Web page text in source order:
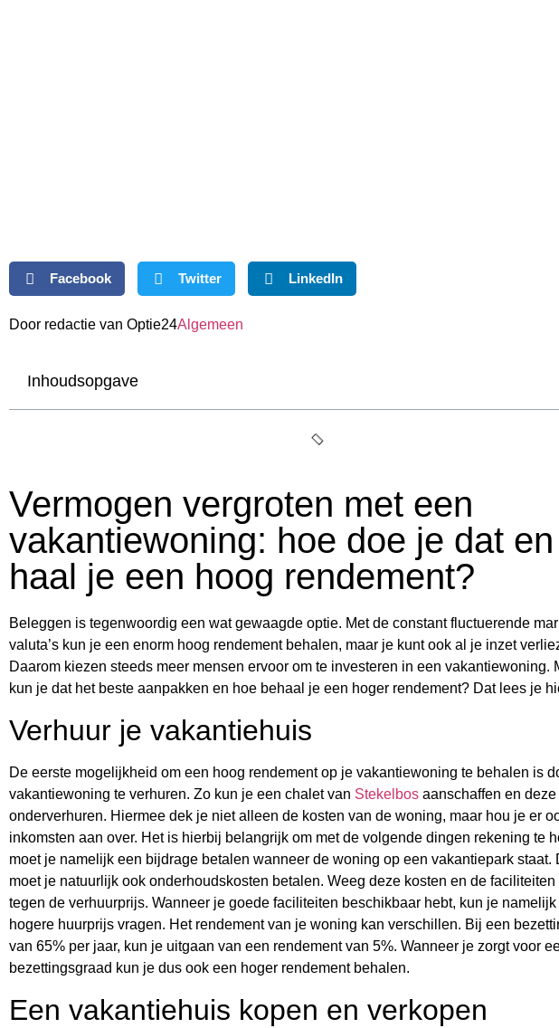
Facebook Twitter LinkedIn
Door redactie van Optie24Algemeen
Inhoudsopgave
Vermogen vergroten met een
vakantiewoning: hoe doe je dat
haal je een hoog rendement?
Beleggen is tegenwoordig een wat gewaagde optie. Met de constant fluctuerende
valuta’s kun je een enorm hoog rendement behalen, maar je kunt ook al je inzet
Daarom kiezen steeds meer mensen ervoor om te investeren in een vakantiewoning.
kun je dat het beste aanpakken en hoe behaal je een hoger rendement? Dat lees je
Verhuur je vakantiehuis
De eerste mogelijkheid om een hoog rendement op je vakantiewoning te behalen is
vakantiewoning te verhuren. Zo kun je een chalet van Stekelbos aanschaffen en
onderverhuren. Hiermee dek je niet alleen de kosten van de woning, maar hou je er
inkomsten aan over. Het is hierbij belangrijk om met de volgende dingen rekening te
moet je namelijk een bijdrage betalen wanneer de woning op een vakantiepark staat.
moet je natuurlijk ook onderhoudskosten betalen. Weeg deze kosten en de faciliteiten
tegen de verhuurprijs. Wanneer je goede faciliteiten beschikbaar hebt, kun je namelijk
hogere huurprijs vragen. Het rendement van je woning kan verschillen. Bij een
van 65% per jaar, kun je uitgaan van een rendement van 5%. Wanneer je zorgt voor
bezettingsgraad kun je dus ook een hoger rendement behalen.
Een vakantiehuis kopen en verkopen